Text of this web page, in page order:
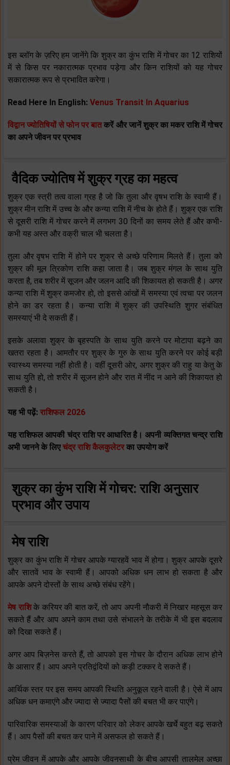
इस ब्‍लॉग के ज़रिए हम जानेंगे कि शुक्र का कुंभ राशि में गोचर का 12 राशियों
में से किस पर नकारात्‍मक प्रभाव पड़ेगा और किन राशियों को यह गोचर
सकारात्‍मक रूप से प्रभावित करेगा।
Read Here In English: Venus Transit In Aquarius
विद्वान ज्योतिषियों से फोन पर बातकरें और जानें शुक्र का मकर राशि में गोचर
का अपने जीवन पर प्रभाव
वैदिक ज्‍योतिष में शुक्र ग्रह का महत्‍व
शुक्र एक स्‍त्री तत्‍व वाला ग्रह है जो कि तुला और वृषभ राशि के स्‍वामी हैं।
शुक्र मीन राशि में उच्‍च के और कन्‍या राशि में नीच के होते हैं। शुक्र एक राशि
से दूसरी राशि में गोचर करने में लगभग 30 दिनों का समय लेते हैं और कभी-
कभी यह अस्‍त और वक्री चाल भी चलता है।
तुला और वृषभ राशि में होने पर शुक्र से अच्‍छे परिणाम मिलते हैं। तुला को
शुक्र की मूल त्रिकोण राशि कहा जाता है। जब शुक्र मंगल के साथ यु‍ति
करता है, तब शरीर में सूजन और जलन आदि की शिकायत हो सकती है। अगर
कन्‍या राशि में शुक्र कमजोर हो, तो इससे आंखों में समस्‍या एवं त्‍वचा पर जलन
होने का डर रहता है। कन्‍या राशि में शुक्र की उपस्थिति शुगर संबंधित
समस्‍याएं भी दे सकती हैं।
इसके अलावा शुक्र के बृहस्‍पति के साथ युति करने पर मोटापा बढ़ने का
खतरा रहता है। आमतौर पर शुक्र के गुरु के साथ युति करने पर कोई बड़ी
स्‍वास्‍थ्‍य समस्‍या नहीं होती है। वहीं दूसरी ओर, अगर शुक्र की राहु या केतु के
साथ युति हो, तो शरीर में सूजन होने और रात में नींद न आने की शिकायत हो
सकती है।
यह भी पढ़ें: राशिफल 2026
यह राशिफल आपकी चंद्र राशि पर आधारित है। अपनी व्यक्तिगत चन्द्र राशि
अभी जानने के लिएचंद्र राशि कैलकुलेटरका उपयोग करें
शुक्र का कुंभ राशि में गोचर: राशि अनुसार
प्रभाव और उपाय
मेष राशि
शुक्र का कुंभ राशि में गोचर आपके ग्‍यारहवें भाव में होगा। शुक्र आपके दूसरे
और सातवें भाव के स्‍वामी हैं। आपको अधिक धन लाभ हो सकता है और
आपके अपने दोस्‍तों के साथ अच्‍छे संबंध रहेंगे।
मेष राशिके करियर की बात करें, तो आप अपनी नौकरी में निखार महसूस कर
सकते हैं और आप अपने काम तथा उसे संभालने के तरीके में भी इस बदलाव
को दिखा सकते हैं।
अगर आप बिज़नेस करते हैं, तो आपको इस गोचर के दौरान अधिक लाभ होने
के आसार हैं। आप अपने प्रतिद्वंदियों को कड़ी टक्‍कर दे सकते हैं।
आर्थिक स्‍तर पर इस समय आपकी स्थिति अनुकूल रहने वाली है। ऐसे में आप
अधिक धन कमाएंगे और ज्‍यादा से ज्‍यादा पैसों की बचत भी कर पाएंगे।
पारिवारिक समस्‍याओं के कारण परिवार को लेकर आपके खर्चे बहुत बढ़ सकते
हैं। आप पैसों की बचत कर पाने में असफल हो सकते हैं।
प्रेम जीवन में आपके और आपके जीवनसाथी के बीच आपसी तालमेल अच्‍छा